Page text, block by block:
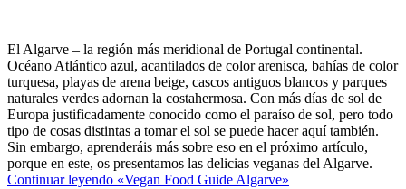
El Algarve – la región más meridional de Portugal continental.
Océano Atlántico azul, acantilados de color arenisca, bahías de color
turquesa, playas de arena beige, cascos antiguos blancos y parques
naturales verdes adornan la costahermosa. Con más días de sol de
Europa justificadamente conocido como el paraíso de sol, pero todo
tipo de cosas distintas a tomar el sol se puede hacer aquí también.
Sin embargo, aprenderáis más sobre eso en el próximo artículo,
porque en este, os presentamos las delicias veganas del Algarve.
Continuar leyendo «Vegan Food Guide Algarve»